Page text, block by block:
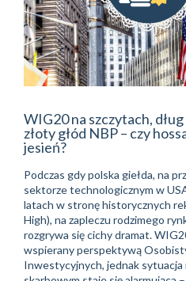
WIG20 na szczytach, dług
złoty głód NBP – czy
jesień?
Podczas gdy polska giełda, na
sektorze technologicznym w
latach w stronę historycznych
High), na zapleczu rodzimego
rozgrywa się cichy dramat.
wspierany perspektywą
Inwestycyjnych, jednak sytuacja